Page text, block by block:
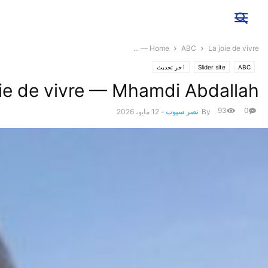
Home ABC La joie de vivre — ...
ABC
Slider site ٱخر تحديث
de vivre — Mhamdi Abdallah
By نصر سيوب - 12 مايو، 2026 0
93